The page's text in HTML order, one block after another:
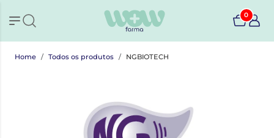
0
Home Todos os produtos NGBIOTECH